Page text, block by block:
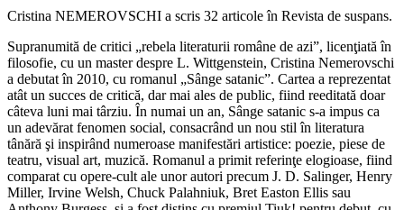
Cristina NEMEROVSCHI a scris 32 articole în Revista de suspans.
Supranumită de critici „rebela literaturii române de azi”, licenţiată în
filosofie, cu un master despre L. Wittgenstein, Cristina Nemerovschi
a debutat în 2010, cu romanul „Sânge satanic”. Cartea a reprezentat
atât un succes de critică, dar mai ales de public, fiind reeditată doar
câteva luni mai târziu. În numai un an, Sânge satanic s-a impus ca
un adevărat fenomen social, consacrând un nou stil în literatura
tânără şi inspirând numeroase manifestări artistice: poezie, piese de
teatru, visual art, muzică. Romanul a primit referinţe elogioase, fiind
comparat cu opere-cult ale unor autori precum J. D. Salinger, Henry
Miller, Irvine Welsh, Chuck Palahniuk, Bret Easton Ellis sau